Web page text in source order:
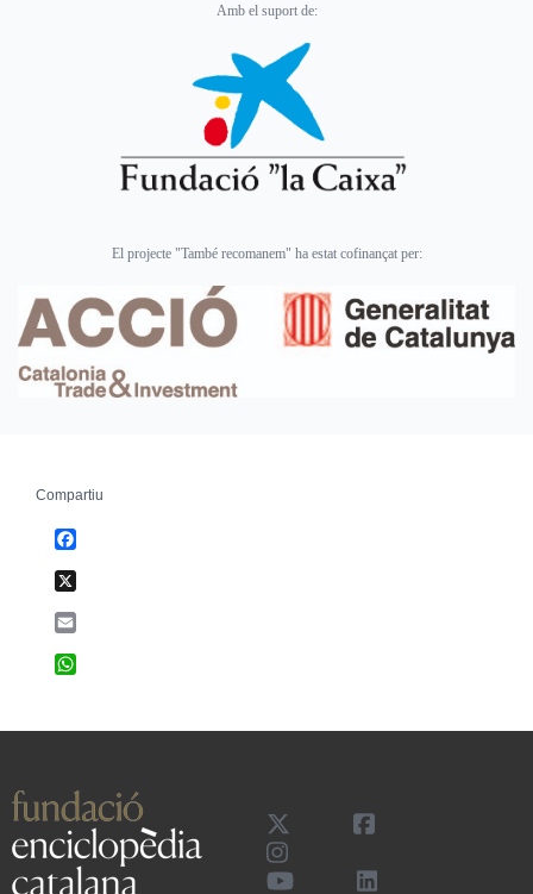
Amb el suport de:
El projecte "També recomanem" ha estat cofinançat per:
Compartiu